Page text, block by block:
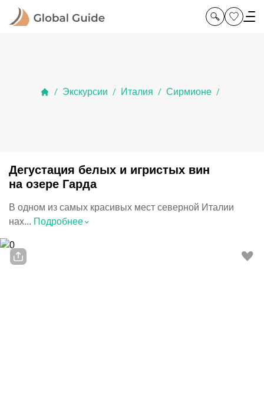
/ Экскурсии / Италия / Сирмионе /
Дегустация белых и игристых вин
на озере Гарда
В одном из самых красивых мест северной Италии
нах... Подробнее⌃